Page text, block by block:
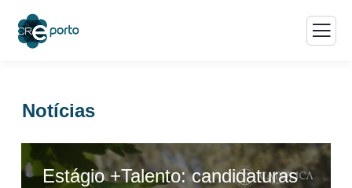
Notícias
Estágio +Talento: candidaturas